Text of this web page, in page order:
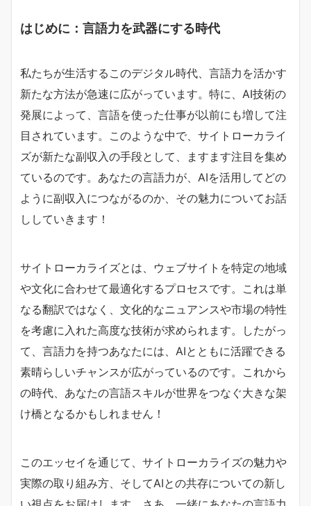
はじめに：言語力を武器にする時代
私たちが生活するこのデジタル時代、言語力を活かす
新たな方法が急速に広がっています。特に、AI技術の
発展によって、言語を使った仕事が以前にも増して注
目されています。このような中で、サイトローカライ
ズが新たな副収入の手段として、ますます注目を集め
ているのです。あなたの言語力が、AIを活用してどの
ように副収入につながるのか、その魅力についてお話
ししていきます！
サイトローカライズとは、ウェブサイトを特定の地域
や文化に合わせて最適化するプロセスです。これは単
なる翻訳ではなく、文化的なニュアンスや市場の特性
を考慮に入れた高度な技術が求められます。したがっ
て、言語力を持つあなたには、AIとともに活躍できる
素晴らしいチャンスが広がっているのです。これから
の時代、あなたの言語スキルが世界をつなぐ大きな架
け橋となるかもしれません！
このエッセイを通じて、サイトローカライズの魅力や
実際の取り組み方、そしてAIとの共存についての新し